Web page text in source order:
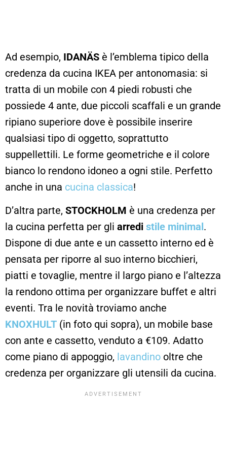
Ad esempio, IDANÄS è l’emblema tipico della
credenza da cucina IKEA per antonomasia: si
tratta di un mobile con 4 piedi robusti che
possiede 4 ante, due piccoli scaffali e un grande
ripiano superiore dove è possibile inserire
qualsiasi tipo di oggetto, soprattutto
suppellettili. Le forme geometriche e il colore
bianco lo rendono idoneo a ogni stile. Perfetto
anche in una cucina classica!
D’altra parte, STOCKHOLM è una credenza per
la cucina perfetta per gli arredi stile minimal.
Dispone di due ante e un cassetto interno ed è
pensata per riporre al suo interno bicchieri,
piatti e tovaglie, mentre il largo piano e l’altezza
la rendono ottima per organizzare buffet e altri
eventi. Tra le novità troviamo anche
KNOXHULT (in foto qui sopra), un mobile base
con ante e cassetto, venduto a €109. Adatto
come piano di appoggio, lavandino oltre che
credenza per organizzare gli utensili da cucina.